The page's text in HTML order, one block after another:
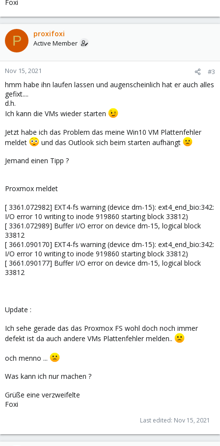
Foxi
P proxifoxi
Active Member
Nov 15, 2021 #3
hmm habe ihn laufen lassen und augenscheinlich hat er auch alles
gefixt....
d.h.
Ich kann die VMs wieder starten
Jetzt habe ich das Problem das meine Win10 VM Plattenfehler
meldet
und das Outlook sich beim starten aufhängt
Jemand einen Tipp ?
Proxmox meldet
[ 3361.072982] EXT4-fs warning (device dm-15): ext4_end_bio:342:
I/O error 10 writing to inode 919860 starting block 33812)
[ 3361.072989] Buffer I/O error on device dm-15, logical block
33812
[ 3661.090170] EXT4-fs warning (device dm-15): ext4_end_bio:342:
I/O error 10 writing to inode 919860 starting block 33812)
[ 3661.090177] Buffer I/O error on device dm-15, logical block
33812
Update :
Ich sehe gerade das das Proxmox FS wohl doch noch immer
defekt ist da auch andere VMs Plattenfehler melden..
och menno ...
Was kann ich nur machen ?
Grüße eine verzweifelte
Foxi
Last edited: Nov 15, 2021